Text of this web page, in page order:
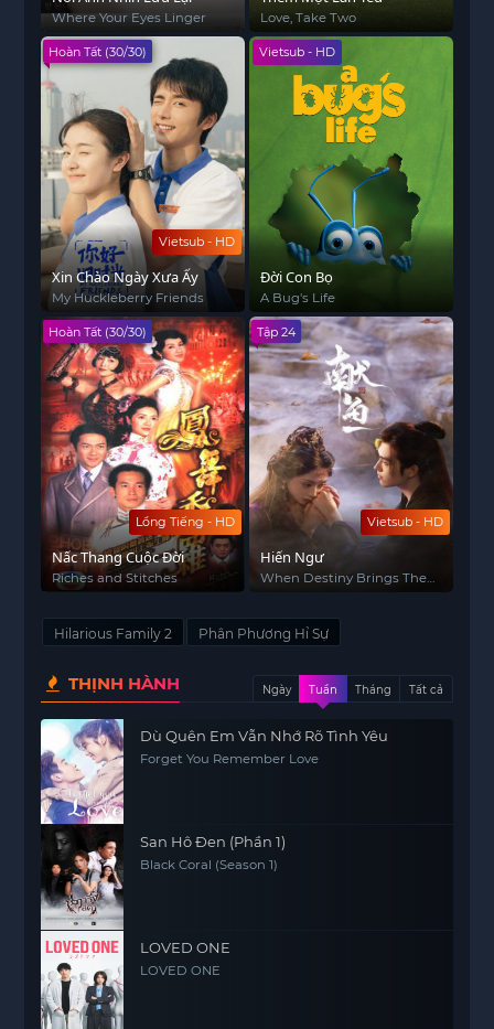
Where Your Eyes Linger Love, Take Two
Vietsub - HD
Hoàn Tất (30/30)
Xin Chào Ngày Xưa Ấy
My Huckleberry Friends
Vietsub - HD
Đời Con Bọ
A Bug's Life
Lồng Tiếng - HD
Hoàn Tất (30/30)
Nấc Thang Cuộc Đời
Riches and Stitches
Vietsub - HD
Tập 24
Hiến Ngư
When Destiny Brings The
Demon
Hilarious Family 2 Phân Phương Hỉ Sự
THỊNH HÀNH Ngày Tuần Tháng Tất cả
Dù Quên Em Vẫn Nhớ Rõ Tình Yêu
Forget You Remember Love
San Hô Đen (Phần 1)
Black Coral (Season 1)
LOVED ONE
LOVED ONE